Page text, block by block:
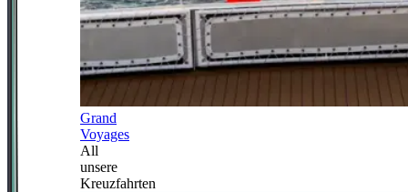
Grand
Voyages
All
unsere
Kreuzfahrten